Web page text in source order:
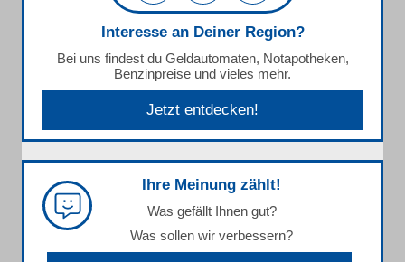
Interesse an Deiner Region?
Bei uns findest du Geldautomaten, Notapotheken,
Benzinpreise und vieles mehr.
Jetzt entdecken!
Ihre Meinung zählt!
Was gefällt Ihnen gut?
Was sollen wir verbessern?